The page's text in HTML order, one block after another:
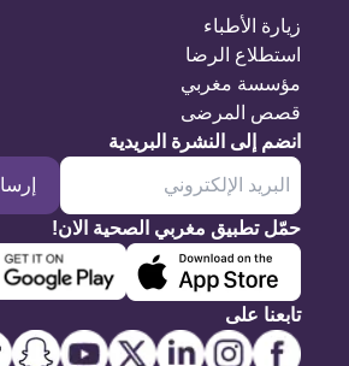
زيارة الأطباء
استطلاع الرضا
مؤسسة مغربي
قصص المرضى
انضم إلى النشرة البريدية
حمّل تطبيق مغربي الصحية الان!
تابعنا على